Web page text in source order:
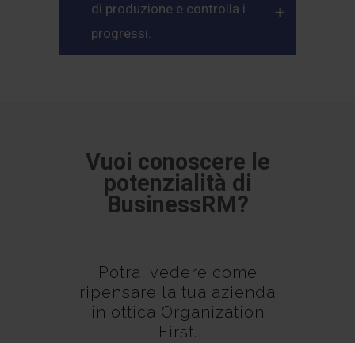
di produzione e controlla i
progressi.
Vuoi conoscere le
potenzialità di
BusinessRM?
Potrai vedere come
ripensare la tua azienda
in ottica Organization
First.